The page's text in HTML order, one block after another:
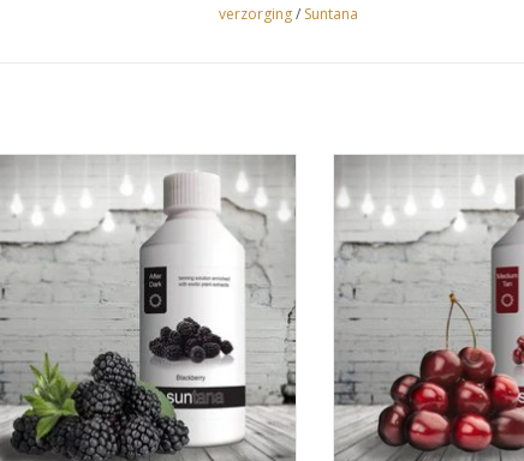
Stearic, Acid, Cetearyl Alcohol,
(vitamine C), Pyridoxine HCL(vitamine
Silica,Limonene, Lonalool, Benzyl
verzorging/ Suntana
Suntana Suntana Blackberry - extra dark
tan - Spray Tan vloeistof
TOEVOEGEN AAN WINKELWAGEN
Suntana Suntana
Spray Tan
TOEVOEGEN AAN